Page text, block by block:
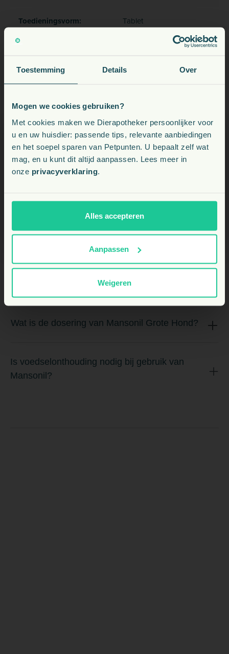
Toestemming Details Over
Mogen we cookies gebruiken?
Met cookies maken we Dierapotheker persoonlijker voor
u en uw huisdier: passende tips, relevante aanbiedingen
en het soepel sparen van Petpunten. U bepaalt zelf wat
mag, en u kunt dit altijd aanpassen. Lees meer in
onze privacyverklaring
Alles accepteren
Aanpassen
Weigeren
Toedieningsvorm: Tablet
Veelgestelde vragen
Tegen welke wormsoorten werkt Mansonil Grote
Hond?
Mansonil is werkzaam tegen spoelwormen, haakwormen,
zweepwormen en lintwormen, inclusief Echinococcus en
Voor welke honden is Mansonil Grote Hond
geschikt?
Is Mansonil veilig te gebruiken bij drachtige
Wat is de dosering van Mansonil Grote Hond?
Is voedselonthouding nodig bij gebruik van
Mansonil?
Kies uw land:
BE